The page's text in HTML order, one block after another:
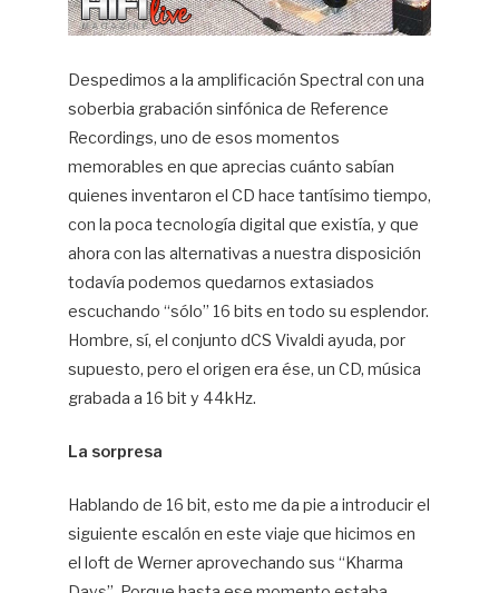
Despedimos a la amplificación Spectral con una
soberbia grabación sinfónica de Reference
Recordings, uno de esos momentos
memorables en que aprecias cuánto sabían
quienes inventaron el CD hace tantísimo tiempo,
con la poca tecnología digital que existía, y que
ahora con las alternativas a nuestra disposición
todavía podemos quedarnos extasiados
escuchando “sólo” 16 bits en todo su esplendor.
Hombre, sí, el conjunto dCS Vivaldi ayuda, por
supuesto, pero el origen era ése, un CD, música
grabada a 16 bit y 44kHz.
La sorpresa
Hablando de 16 bit, esto me da pie a introducir el
siguiente escalón en este viaje que hicimos en
el loft de Werner aprovechando sus “Kharma